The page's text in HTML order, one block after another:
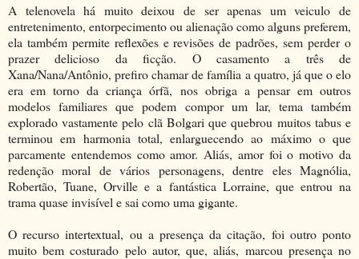
A telenovela há muito deixou de ser apenas um veiculo de
entretenimento, entorpecimento ou alienação como alguns preferem,
ela também permite reflexões e revisões de padrões, sem perder o
prazer delicioso da ficção. O casamento a três de
Xana/Nana/Antônio, prefiro chamar de família a quatro, já que o elo
era em torno da criança órfã, nos obriga a pensar em outros
modelos familiares que podem compor um lar, tema também
explorado vastamente pelo clã Bolgari que quebrou muitos tabus e
terminou em harmonia total, enlarguecendo ao máximo o que
parcamente entendemos como amor. Aliás, amor foi o motivo da
redenção moral de vários personagens, dentre eles Magnólia,
Robertão, Tuane, Orville e a fantástica Lorraine, que entrou na
trama quase invisível e sai como uma gigante.
O recurso intertextual, ou a presença da citação, foi outro ponto
muito bem costurado pelo autor, que, aliás, marcou presença no